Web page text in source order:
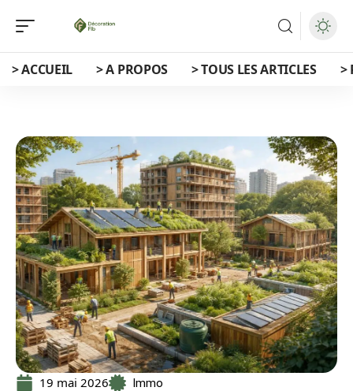
> ACCUEIL > A PROPOS > TOUS LES ARTICLES >
19 mai 2026 Immo